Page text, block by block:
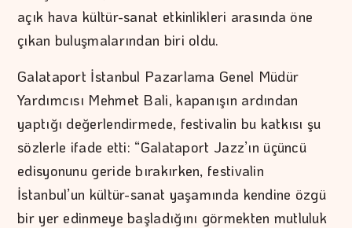
açık hava kültür-sanat etkinlikleri arasında öne
çıkan buluşmalarından biri oldu.
Galataport İstanbul Pazarlama Genel Müdür
Yardımcısı Mehmet Bali, kapanışın ardından
yaptığı değerlendirmede, festivalin bu katkısı şu
sözlerle ifade etti: “Galataport Jazz’ın üçüncü
edisyonunu geride bırakırken, festivalin
İstanbul’un kültür-sanat yaşamında kendine özgü
bir yer edinmeye başladığını görmekten mutluluk